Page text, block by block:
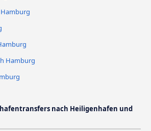
Hamburg
nach Heiligenhafen und